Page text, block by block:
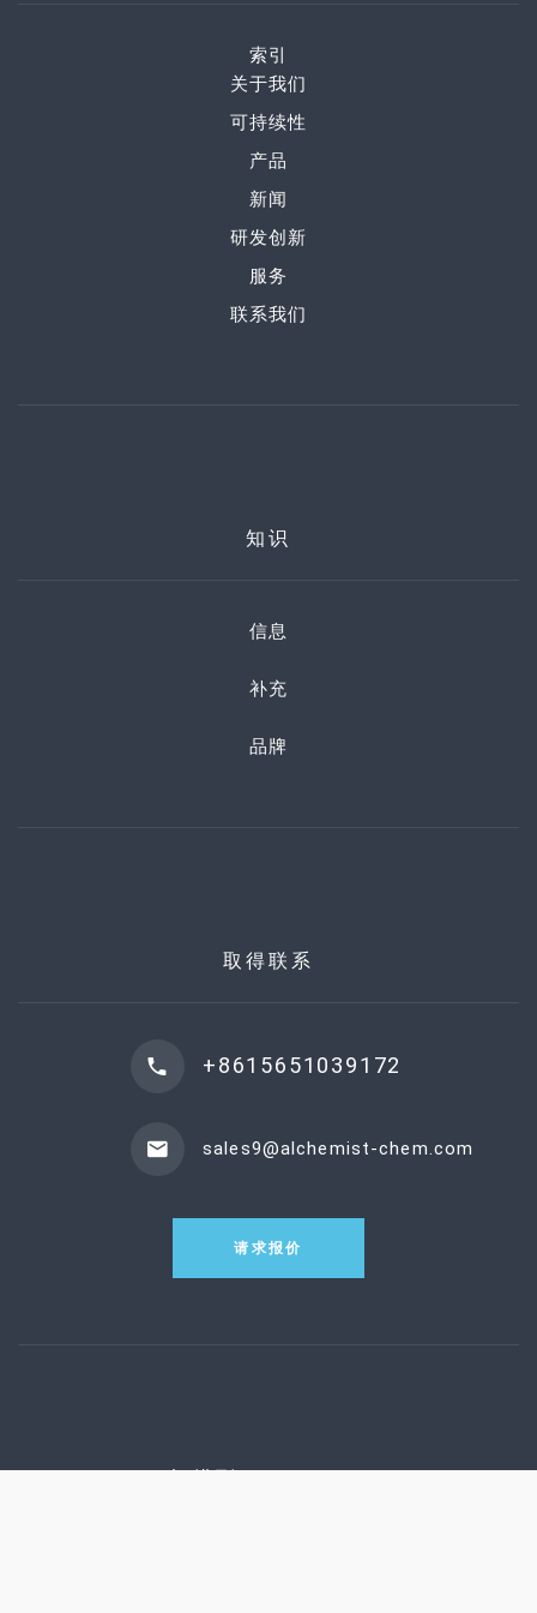
索引
关于我们
可持续性
产品
新闻
研发创新
服务
联系我们
知识
信息
补充
品牌
取得联系
+8615651039172
sales9@alchemist-chem.com
请求报价
扫描到WHATSAPP